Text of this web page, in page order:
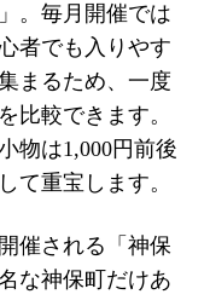
。毎月開催では
者でも入りやす
まるため、一度
比較できます。
物は1,000円前後
て重宝します。
催される「神保
な神保町だけあ